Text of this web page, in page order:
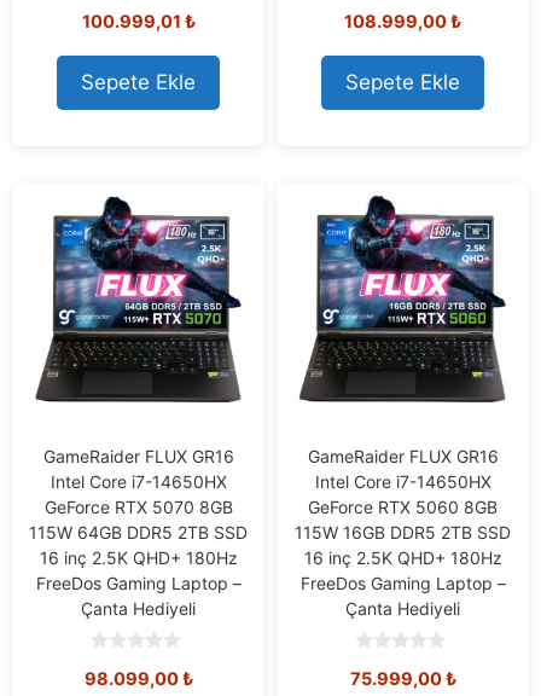
o
t
o
f
5
100.999,01 ₺
Sepete Ekle
o
t
o
f
5
108.999,00₺
Sepete Ekle
GameRaider FLUX GR16
Intel Core i7-14650HX
GeForce RTX 5070 8GB
115W 64GB DDR5 2TB SSD
16 inç 2.5K QHD+ 180Hz
FreeDos Gaming Laptop –
Çanta Hediyeli
o
98.099,00₺
GameRaider FLUX GR16
Intel Core i7-14650HX
GeForce RTX 5060 8GB
115W 16GB DDR5 2TB SSD
16 inç 2.5K QHD+ 180Hz
FreeDos Gaming Laptop –
Çanta Hediyeli
o
75.999,00₺